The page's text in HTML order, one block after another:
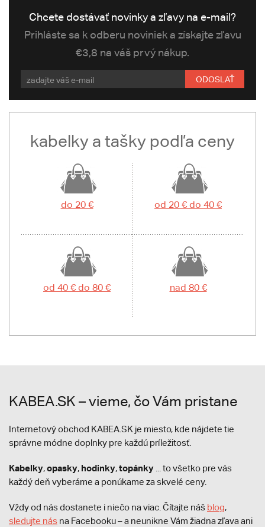
Chcete dostávať novinky a zľavy na e-mail?
Prihláste sa k odberu noviniek a získajte zľavu
€3,8 na váš prvý nákup.
ODOSLAŤ
kabelky a tašky podľa ceny
do 20 € od 20 € do 40 €
od 40 € do 80 € nad 80 €
KABEA.SK – vieme, čo Vám pristane
Internetový obchod KABEA.SK je miesto, kde nájdete tie
správne módne doplnky pre každú príležitosť.
Kabelky,opasky, hodinky,topánky ... to všetko pre vás
každý deň vyberáme a ponúkame za skvelé ceny.
Vždy od nás dostanete i niečo na viac. Čítajte náš blog,
sledujte nás na Facebooku – a neunikne Vám žiadna zľava ani